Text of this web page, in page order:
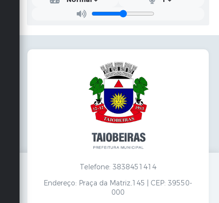
Telefone: 3838451414
Endereço: Praça da Matriz,145 | CEP: 39550-
000